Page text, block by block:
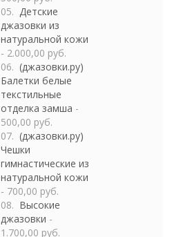
05. Детские
джазовки из
натуральной кожи
- 2.000,00 руб.
06. (джазовки.ру)
Балетки белые
текстильные
отделка замша -
500,00 руб.
07. (джазовки.ру)
Чешки
гимнастические из
натуральной кожи
- 700,00 руб.
08. Высокие
джазовки -
1.700,00 руб.